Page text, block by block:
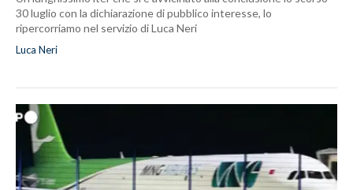
30 luglio con la dichiarazione di pubblico interesse, lo
ripercorriamo nel servizio di Luca Neri
Luca Neri